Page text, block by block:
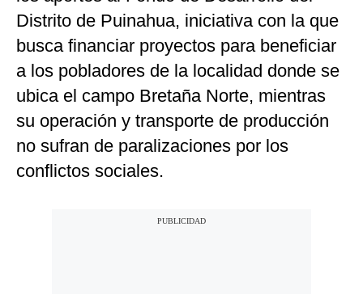
Distrito de Puinahua, iniciativa con la que
busca financiar proyectos para beneficiar
a los pobladores de la localidad donde se
ubica el campo Bretaña Norte, mientras
su operación y transporte de producción
no sufran de paralizaciones por los
conflictos sociales.